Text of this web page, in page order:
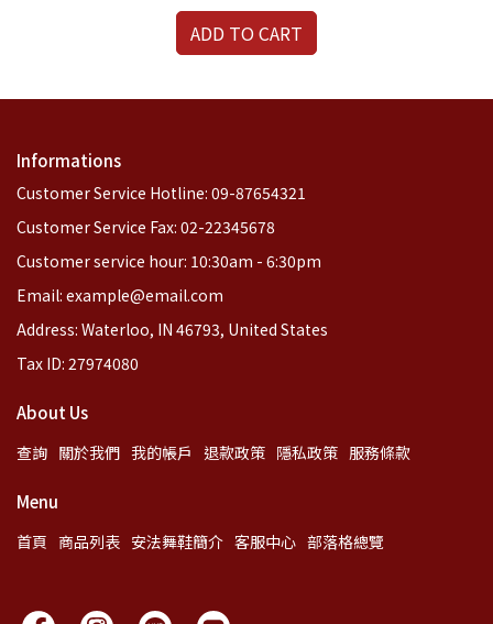
ADD TO CART
Informations
Customer Service Hotline: 09-87654321
Customer Service Fax: 02-22345678
Customer service hour: 10:30am - 6:30pm
Email: example@email.com
Address: Waterloo, IN 46793, United States
Tax ID: 27974080
About Us
查詢 關於我們 我的帳戶 退款政策 隱私政策 服務條款
Menu
首頁 商品列表 安法舞鞋簡介 客服中心 部落格總覽